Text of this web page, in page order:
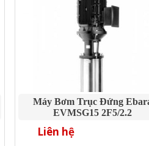
Máy Bơm Trục Đứng
EVMSG15 2F5/2.2
Liên hệ